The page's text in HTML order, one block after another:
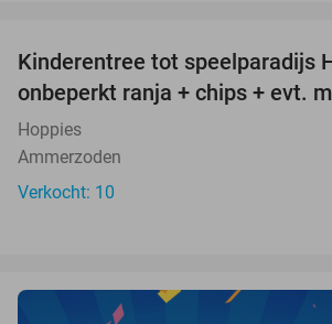
TODAY
Kinderentree tot speelparadijs
onbeperkt ranja + chips + evt.
Hoppies
Ammerzoden
Verkocht: 10